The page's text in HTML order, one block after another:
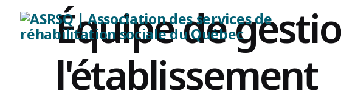
Équipe de
l'établissement